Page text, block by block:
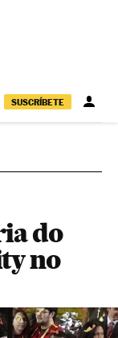
SUSCRÍBETE
do
no